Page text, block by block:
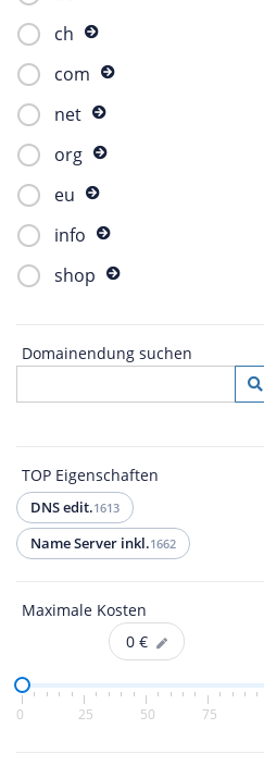
ch
com
net
org
eu
info
shop
Domainendung suchen
TOP Eigenschaften
DNS edit.1613
Name Server inkl.1662
Maximale Kosten
0 €
0 25 50 75